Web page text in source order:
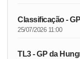
Classificação -
25/07/2026 11:00
TL3 - GP da